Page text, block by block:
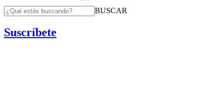
BUSCAR
Suscríbete